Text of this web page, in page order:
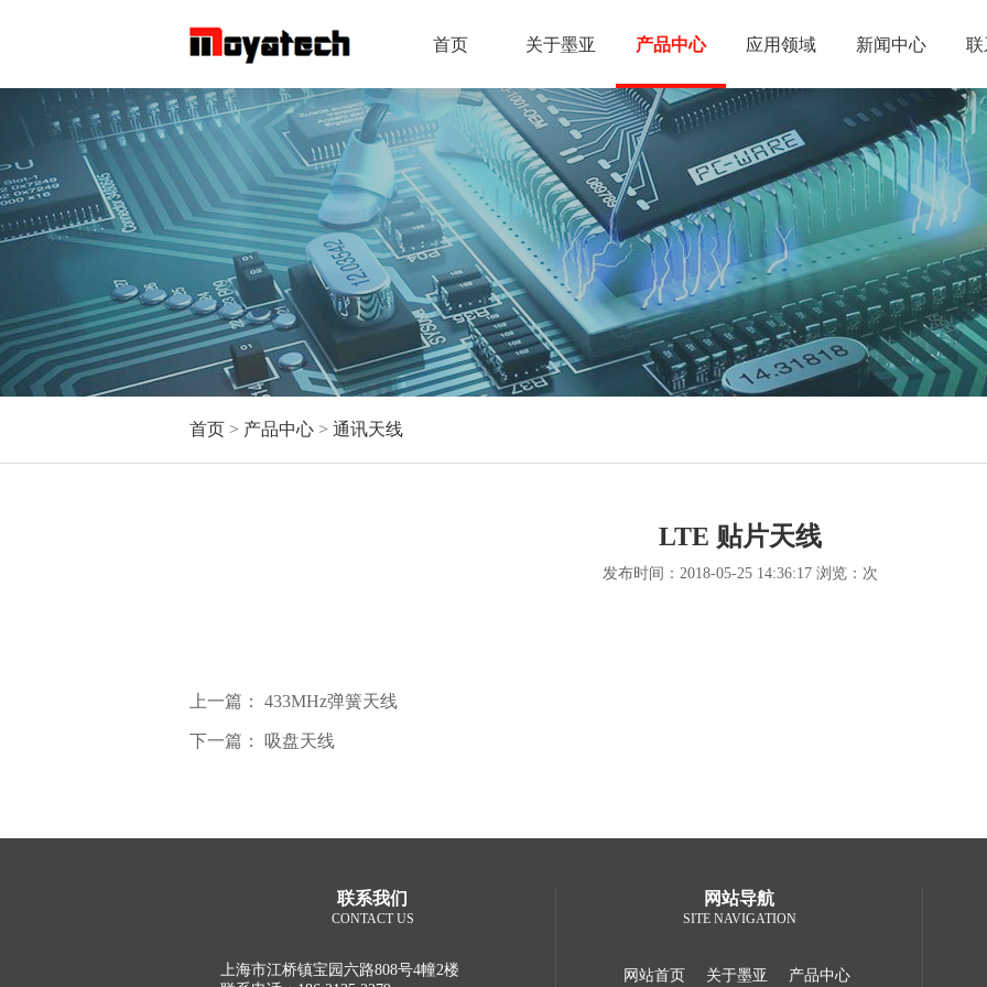
首页 关于墨亚 产品中心 应用领域 新闻中心 联
首页 > 产品中心 > 通讯天线
LTE 贴片天线
发布时间：2018-05-25 14:36:17 浏览： 次
上一篇： 433MHz弹簧天线
下一篇： 吸盘天线
联系我们
CONTACT US
上海市江桥镇宝园六路808号4幢2楼
网站导航
SITE NAVIGATION
网站首页 关于墨亚 产品中心